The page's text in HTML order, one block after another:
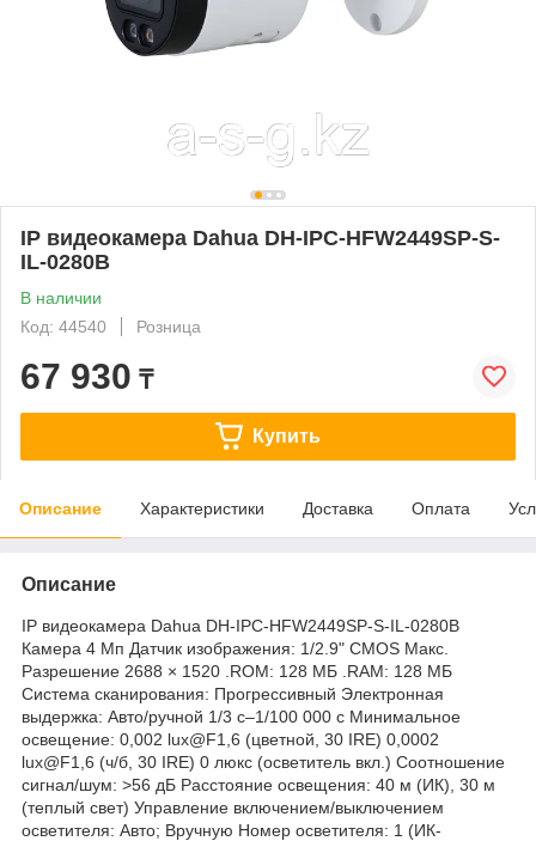
IP видеокамера Dahua DH-IPC-HFW2449SP-S-
IL-0280B
В наличии
Код: 44540
Розница
67 930 ₸
Купить
Описание Характеристики Доставка Оплата
Описание
IP видеокамера Dahua DH-IPC-HFW2449SP-S-IL-0280B
Камера 4 Мп Датчик изображения: 1/2.9" CMOS Макс.
Разрешение 2688 × 1520 .ROM: 128 МБ .RAM: 128 МБ
Система сканирования: Прогрессивный Электронная
выдержка: Авто/ручной 1/3 с–1/100 000 с Минимальное
освещение: 0,002 lux@F1,6 (цветной, 30 IRE) 0,0002
lux@F1,6 (ч/б, 30 IRE) 0 люкс (осветитель вкл.) Соотношение
сигнал/шум: >56 дБ Расстояние освещения: 40 м (ИК), 30 м
(теплый свет) Управление включением/выключением
осветителя: Авто; Вручную Номер осветителя: 1 (ИК-